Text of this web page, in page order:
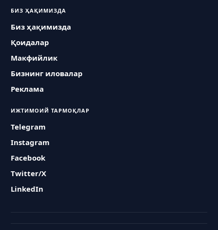
БИЗ ҲАҚИМИЗДА
Биз ҳақимизда
Қоидалар
Макфийлик
Бизнинг иловалар
Реклама
ИЖТИМОИЙ ТАРМОҚЛАР
Telegram
Instagram
Facebook
Twitter/X
LinkedIn